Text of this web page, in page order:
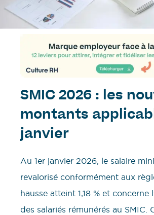
SMIC 2026 : les
montants
janvier
Au 1er janvier 2026, le salaire
revalorisé conformément aux
hausse atteint 1,18 % et concerne
des salariés rémunérés au SMIC.